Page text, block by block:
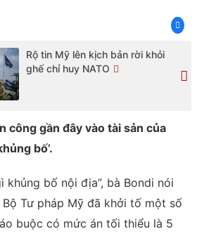
Rộ tin Mỹ lên kịch bản rời khỏi
ghế chỉ huy NATO
công gần đây vào tài sản của
bố’.
bố nội địa”, bà Bondi nói
Tư pháp Mỹ đã khởi tố một số
buộc có mức án tối thiểu là 5